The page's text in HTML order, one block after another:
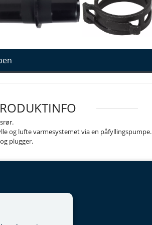
og lufte varmesystemet via en påfyllingspumpe.
plugger.